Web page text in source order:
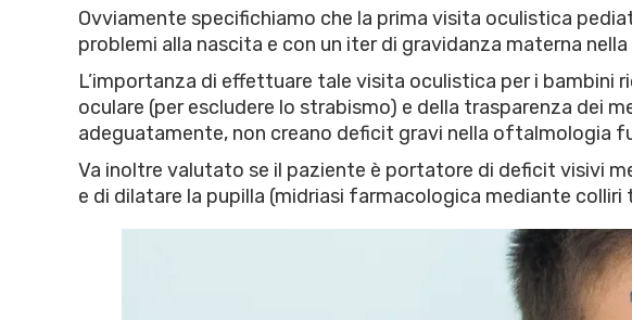
Ovviamente specifichiamo che la prima visita oculistica
problemi alla nascita e con un iter di gravidanza materna nella
L’importanza di effettuare tale visita oculistica per i
oculare (per escludere lo strabismo) e della trasparenza dei
adeguatamente, non creano deficit gravi nella oftalmologia
Va inoltre valutato se il paziente è portatore di deficit visivi
e di dilatare la pupilla (midriasi farmacologica mediante